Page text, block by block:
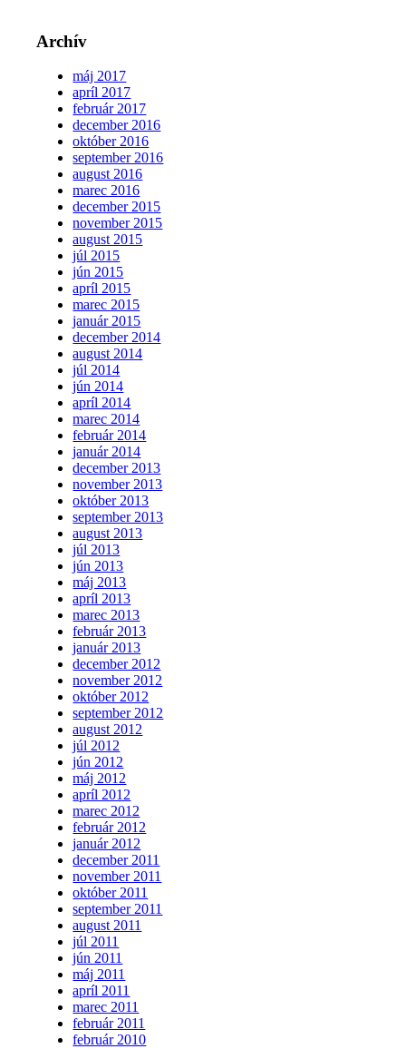
Archív
máj 2017
apríl 2017
február 2017
december 2016
október 2016
september 2016
august 2016
marec 2016
december 2015
november 2015
august 2015
júl 2015
jún 2015
apríl 2015
marec 2015
január 2015
december 2014
august 2014
júl 2014
jún 2014
apríl 2014
marec 2014
február 2014
január 2014
december 2013
november 2013
október 2013
september 2013
august 2013
júl 2013
jún 2013
máj 2013
apríl 2013
marec 2013
február 2013
január 2013
december 2012
november 2012
október 2012
september 2012
august 2012
júl 2012
jún 2012
máj 2012
apríl 2012
marec 2012
február 2012
január 2012
december 2011
november 2011
október 2011
september 2011
august 2011
júl 2011
jún 2011
máj 2011
apríl 2011
marec 2011
február 2011
február 2010